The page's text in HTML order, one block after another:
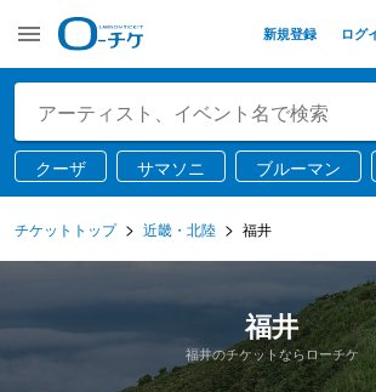
新規登録 ログ
クーザ サマソニ ブルーマン
チケットトップ 近畿・北陸 福井
福井
福井のチケットならローチケ